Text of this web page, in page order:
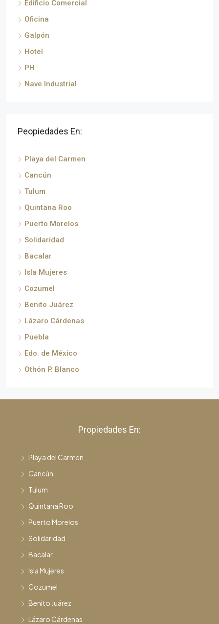
Edificio Comercial
Oficina
Galpón
Hotel
PH
Nave Industrial
Peopiedades En:
Playa del Carmen
Cancún
Tulum
Quintana Roo
Puerto Morelos
Solidaridad
Bacalar
Isla Mujeres
Cozumel
Benito Juárez
Lázaro Cárdenas
Puebla
Edo. de México
Othón P. Blanco
Propiedades En:
Playa del Carmen
Cancún
Tulum
Quintana Roo
Puerto Morelos
Solidaridad
Bacalar
Isla Mujeres
Cozumel
Benito Juárez
Lázaro Cárdenas